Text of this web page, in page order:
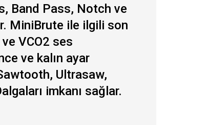
Band Pass, Notch ve
MiniBrute ile ilgili son
VCO2 ses
ve kalın ayar
Ultrasaw,
imkanı sağlar.